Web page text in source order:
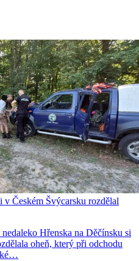
v Českém Švýcarsku rozdělal
Hřenska na Děčínsku si
oheň, který při odchodu